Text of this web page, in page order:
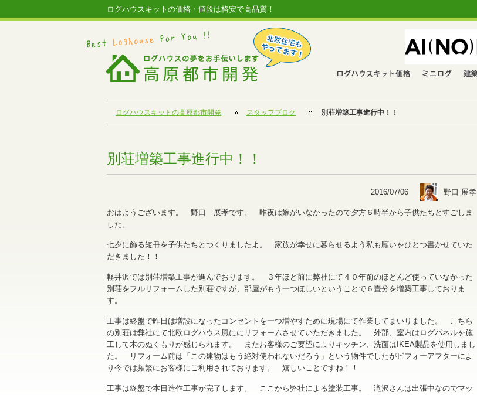
ログハウスキットの価格・値段は格安で高品質！
ログハウスキットの高原都市開発 スタッフブログ 別荘増築工事進行中！！
別荘増築工事進行中！！
2016/07/06 野口 展孝
おはようございます。 野口 展孝です。 昨夜は嫁がいなかったので夕方６時半から子供たちとすごしま
した。
七夕に飾る短冊を子供たちとつくりましたよ。 家族が幸せに暮らせるよう私も願いをひとつ書かせていた
だきました！！
軽井沢では別荘増築工事が進んでおります。 ３年ほど前に弊社にて４０年前のほとんど使っていなかった
別荘をフルリフォームした別荘ですが、部屋がもう一つほしいということで６畳分を増築工事しておりま
す。
工事は終盤で昨日は増設になったコンセントを一つ増やすために現場にて作業してまいりました。 こちら
の別荘は弊社にて北欧ログハウス風ににリフォームさせていただきました。 外部、室内はログパネルを施
工して木のぬくもりが感じられます。 またお客様のご要望によりキッチン、洗面はIKEA製品を使用しまし
た。 リフォーム前は「この建物はもう絶対使われないだろう」という物件でしたがビフォーアフターによ
り今では頻繁にお客様にご利用されております。 嬉しいことですね！！
工事は終盤で本日造作工事が完了します。 ここから弊社による塗装工事。 滝沢さんは出張中なのでマッ